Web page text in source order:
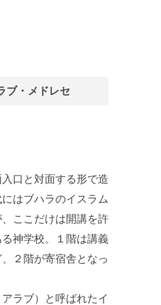
ブ・メドレセ
口と対面する形で造
はブハラのイスラム
ここだけは開講を許
神学校。１階は講義
２階が寄宿舎となっ
ラブ）と呼ばれたイ